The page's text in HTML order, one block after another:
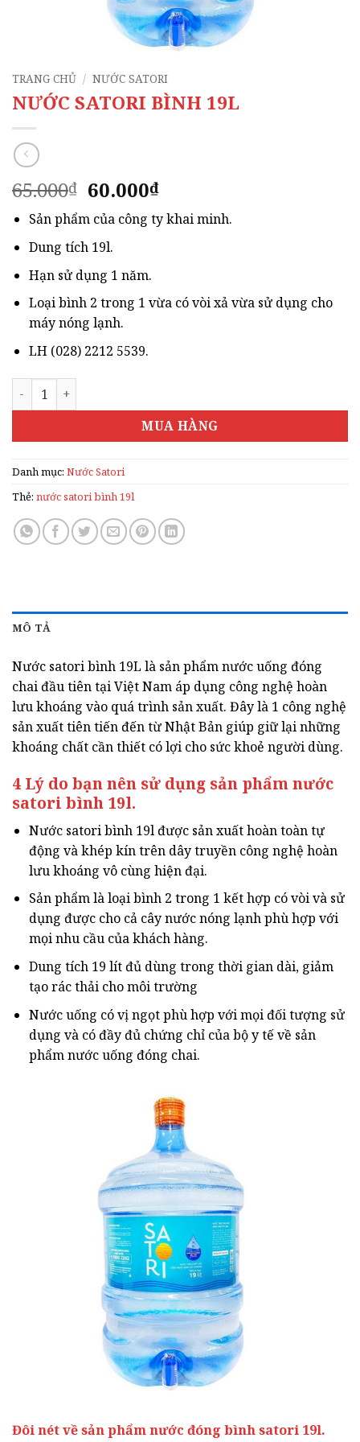
TRANG CHỦ / NƯỚC SATORI
NƯỚC SATORI BÌNH 19L
65.000₫ Giá
gốc
là:
65.000₫.
60.000₫Giá
hiện
tại
Sản phẩm của công ty khai minh.
Dung tích 19l.
Hạn sử dụng 1 năm.
Loại bình 2 trong 1 vừa có vòi xả vừa sử dụng cho
máy nóng lạnh.
LH (028) 2212 5539.
NƯỚC SATORI BÌNH 19L số lượng
MUA HÀNG
Danh mục: Nước Satori
Thẻ: nước satori bình 19l
MÔ TẢ
Nước satori bình 19L là sản phẩm nước uống đóng
chai đầu tiên tại Việt Nam áp dụng công nghệ hoàn
lưu khoáng vào quá trình sản xuất. Đây là 1 công nghệ
sản xuất tiên tiến đến từ Nhật Bản giúp giữ lại những
khoáng chất cần thiết có lợi cho sức khoẻ người dùng.
4 Lý do bạn nên sử dụng sản phẩm nước
satori bình 19l.
Nước satori bình 19l được sản xuất hoàn toàn tự
động và khép kín trên dây truyền công nghệ hoàn
lưu khoáng vô cùng hiện đại.
Sản phẩm là loại bình 2 trong 1 kết hợp có vòi và sử
dụng được cho cả cây nước nóng lạnh phù hợp với
mọi nhu cầu của khách hàng.
Dung tích 19 lít đủ dùng trong thời gian dài, giảm
tạo rác thải cho môi trường
Nước uống có vị ngọt phù hợp với mọi đối tượng sử
dụng và có đầy đủ chứng chỉ của bộ y tế về sản
phẩm nước uống đóng chai.
Đôi nét về sản phẩm nước đóng bình satori 19l.